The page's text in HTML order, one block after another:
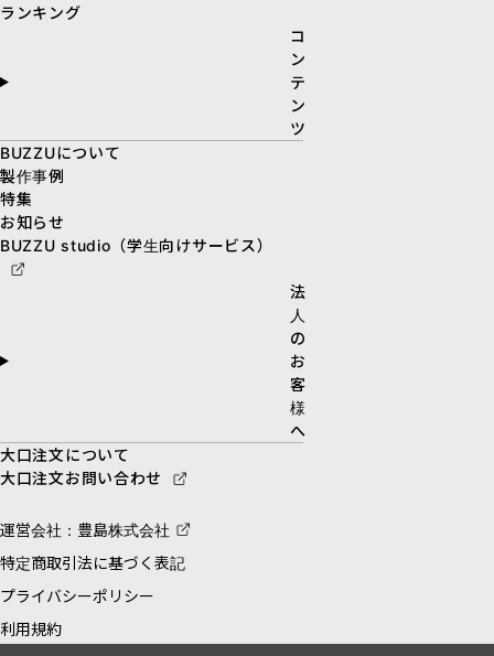
ランキング
コ
ン
テ
ン
ツ
BUZZUについて
製作事例
特集
お知らせ
BUZZU studio（学生向けサービス）
法
人
の
お
客
様
へ
大口注文について
大口注文お問い合わせ
運営会社：豊島株式会社
特定商取引法に基づく表記
プライバシーポリシー
利用規約